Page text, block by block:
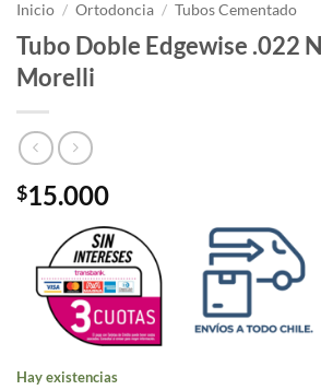
Inicio / Ortodoncia / Tubos Cementado
Tubo Doble Edgewise .022
Morelli
$15.000
Hay existencias